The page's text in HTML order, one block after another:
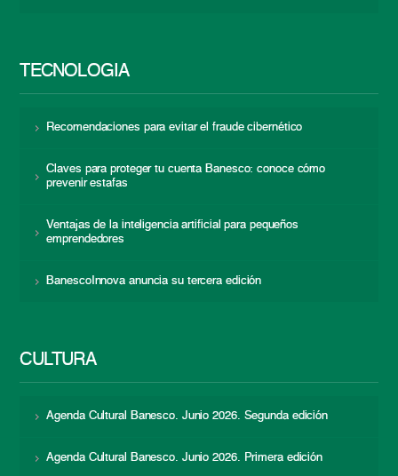
TECNOLOGÍA
Recomendaciones para evitar el fraude cibernético
Claves para proteger tu cuenta Banesco: conoce cómo
prevenir estafas
Ventajas de la inteligencia artificial para pequeños
emprendedores
BanescoInnova anuncia su tercera edición
CULTURA
Agenda Cultural Banesco. Junio 2026. Segunda edición
Agenda Cultural Banesco. Junio 2026. Primera edición